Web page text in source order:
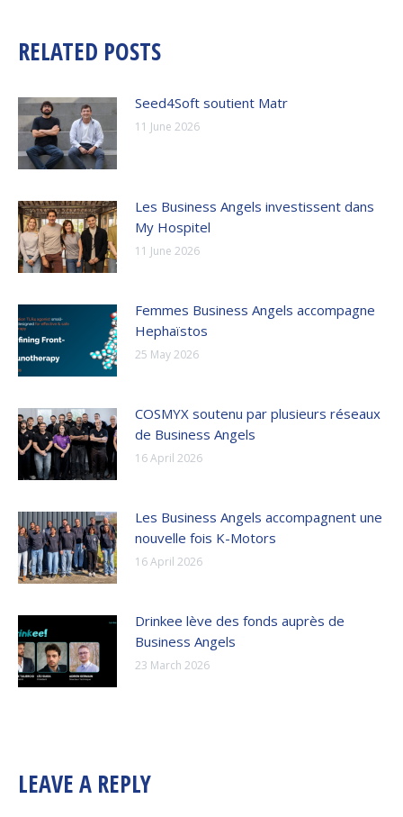
RELATED POSTS
Seed4Soft soutient Matr
11 June 2026
Les Business Angels investissent dans
My Hospitel
11 June 2026
Femmes Business Angels accompagne
Hephaïstos
25 May 2026
COSMYX soutenu par plusieurs réseaux
de Business Angels
16 April 2026
Les Business Angels accompagnent une
nouvelle fois K-Motors
16 April 2026
Drinkee lève des fonds auprès de
Business Angels
23 March 2026
LEAVE A REPLY